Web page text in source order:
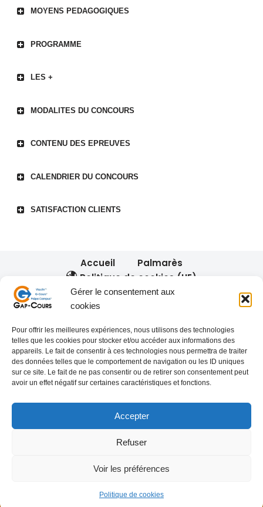
Gérer le consentement aux
cookies
Pour offrir les meilleures expériences, nous utilisons des technologies
telles que les cookies pour stocker et/ou accéder aux informations des
appareils. Le fait de consentir à ces technologies nous permettra de traiter
des données telles que le comportement de navigation ou les ID uniques
sur ce site. Le fait de ne pas consentir ou de retirer son consentement peut
avoir un effet négatif sur certaines caractéristiques et fonctions.
Accepter
Refuser
Voir les préférences
Politique de cookies
MOYENS PEDAGOGIQUES
PROGRAMME
LES +
MODALITES DU CONCOURS
CONTENU DES EPREUVES
CALENDRIER DU CONCOURS
SATISFACTION CLIENTS
Accueil
Palmarès
Politique de cookies (UE)
Nos réseaux :
Nos autres services :
Gap-Cours| Propulsé par